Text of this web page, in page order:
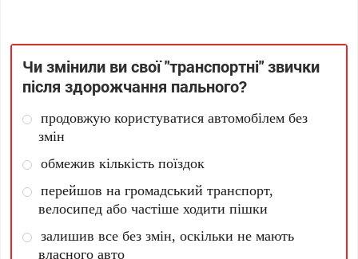
Чи змінили ви свої "транспортні" звички
після здорожчання пального?
продовжую користуватися автомобілем без
змін
обмежив кількість поїздок
перейшов на громадський транспорт,
велосипед або частіше ходити пішки
залишив все без змін, оскільки не мають
власного авто